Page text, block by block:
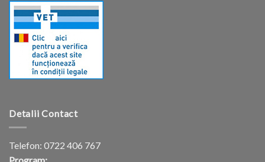
Detalii Contact
Telefon: 0722 406 767